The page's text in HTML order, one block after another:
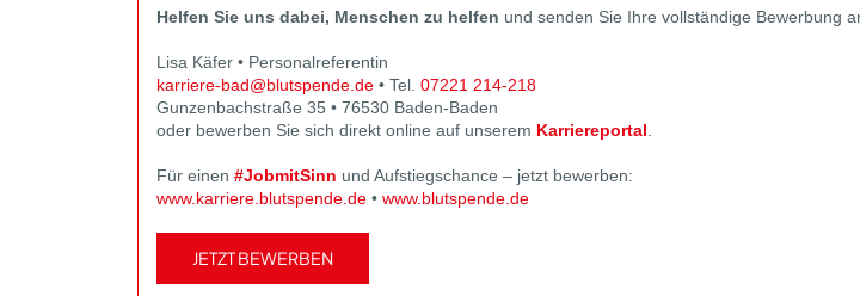
Helfen Sie uns dabei, Menschen zu helfen und senden Sie Ihre vollständige Bewerbung
Lisa Käfer • Personalreferentin
karriere-bad@blutspende.de • Tel. 07221 214-218
Gunzenbachstraße 35 • 76530 Baden-Baden
oder bewerben Sie sich direkt online auf unserem Karriereportal
Für einen #JobmitSinn und Aufstiegschance – jetzt bewerben:
www.karriere.blutspende.de • www.blutspende.de
JETZT BEWERBEN